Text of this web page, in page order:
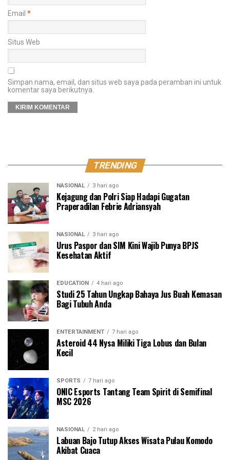
Email *
Situs Web
Simpan nama, email, dan situs web saya pada peramban ini untuk
komentar saya berikutnya.
TRENDING
NASIONAL 3 hari ago
Kejagung dan Polri Siap Hadapi Gugatan
Praperadilan Febrie Adriansyah
NASIONAL 3 hari ago
Urus Paspor dan SIM Kini Wajib Punya BPJS
Kesehatan Aktif
EDUCATION 4 hari ago
Studi 25 Tahun Ungkap Bahaya Jus Buah Kemasan
Bagi Tubuh Anda
ENTERTAINMENT 7 hari ago
Asteroid 44 Nysa Miliki Tiga Lobus dan Bulan
Kecil
SPORTS 7 hari ago
ONIC Esports Tantang Team Spirit di Semifinal
MSC 2026
NASIONAL 2 hari ago
Labuan Bajo Tutup Akses Wisata Pulau Komodo
Akibat Cuaca